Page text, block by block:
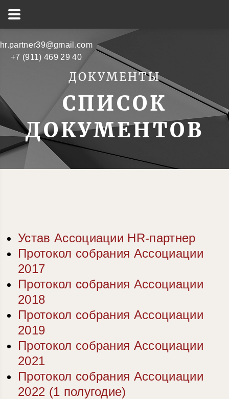
hr.partner39@gmail.com
+7 (911) 469 29 40
ДОКУМЕНТЫ
СПИСОК
ДОКУМЕНТОВ
Устав Ассоциации HR-партнер
Протокол собрания Ассоциации
2017
Протокол собрания Ассоциации
2018
Протокол собрания Ассоциации
2019
Протокол собрания Ассоциации
2021
Протокол собрания Ассоциации
2022 (1 полугодие)